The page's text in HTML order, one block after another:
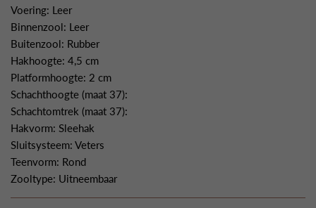
Voering: Leer
Binnenzool: Leer
Buitenzool: Rubber
Hakhoogte: 4,5 cm
Platformhoogte: 2 cm
Schachthoogte (maat 37):
Schachtomtrek (maat 37):
Hakvorm: Sleehak
Sluitsysteem: Veters
Teenvorm: Rond
Zooltype: Uitneembaar